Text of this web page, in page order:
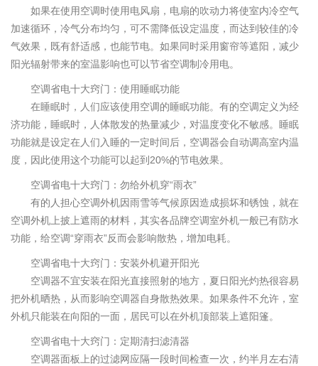
如果在使用空调时使用电风扇，电扇的吹动力将使室内冷空气
加速循环，冷气分布均匀，可不需降低设定温度，而达到较佳的冷
气效果，既有舒适感，也能节电。如果同时采用窗帘等遮阳，减少
阳光辐射带来的室温影响也可以节省空调制冷用电。
空调省电十大窍门：使用睡眠功能
在睡眠时，人们应该使用空调的睡眠功能。有的空调定义为经
济功能，睡眠时，人体散发的热量减少，对温度变化不敏感。睡眠
功能就是设定在人们入睡的一定时间后，空调器会自动调高室内温
度，因此使用这个功能可以起到20%的节电效果。
空调省电十大窍门：勿给外机穿“雨衣”
有的人担心空调外机因雨雪等气候原因造成损坏和锈蚀，就在
空调外机上披上遮雨的材料，其实各品牌空调室外机一般已有防水
功能，给空调“穿雨衣”反而会影响散热，增加电耗。
空调省电十大窍门：安装外机避开阳光
空调器不宜安装在阳光直接照射的地方，夏日阳光灼热很容易
把外机晒热，从而影响空调器自身散热效果。如果条件不允许，室
外机只能装在向阳的一面，居民可以在外机顶部装上遮阳篷。
空调省电十大窍门：定期清扫滤清器
空调器面板上的过滤网应隔一段时间检查一次，约半月左右清